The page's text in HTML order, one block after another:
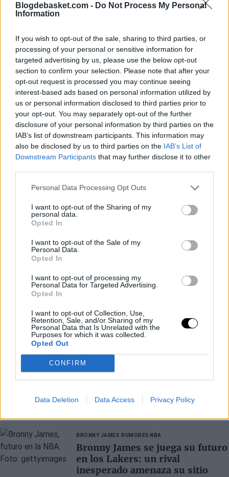
Blogdebasket.com - Do Not Process My Personal
Information
If you wish to opt-out of the sale, sharing to third parties, or
processing of your personal or sensitive information for
targeted advertising by us, please use the below opt-out
section to confirm your selection. Please note that after your
opt-out request is processed you may continue seeing
interest-based ads based on personal information utilized by
us or personal information disclosed to third parties prior to
your opt-out. You may separately opt-out of the further
disclosure of your personal information by third parties on the
IAB’s list of downstream participants. This information may
also be disclosed by us to third parties on the IAB’s List of
Downstream Participants that may further disclose it to other
Personal Data Processing Opt Outs
I want to opt-out of the Sharing of my
personal data.
Opted In
I want to opt-out of the Sale of my
Personal Data.
Opted In
I want to opt-out of processing my
Personal Data for Targeted Advertising.
Opted In
I want to opt-out of Collection, Use,
Retention, Sale, and/or Sharing of my
Personal Data that Is Unrelated with the
Purposes for which it was collected.
Opted Out
CONFIRM
Data Deletion Data Access Privacy Policy
la siguiente ronda. Sin embargo, el partido es
y podrían verse las caras con el propio equipo de
Mateo, mientras que si ganan estarían con posibilidad
de terminar hasta quintos. El encuentro se disputará el
próximo jueves 13 de abril a las 20:05h y podrá verse en
España a través deDAZN.
BRONNY JAMES RUMORES NBA
Bronny James se juega su futuro
en los Lakers: un rival
inesperado amenaza su sitio